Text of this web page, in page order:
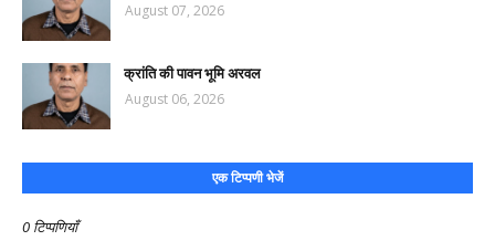
August 07, 2026
क्रांति की पावन भूमि अरवल
August 06, 2026
एक टिप्पणी भेजें
0 टिप्पणियाँ